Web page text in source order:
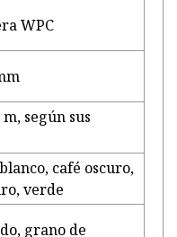
WPC
según sus
café oscuro,
verde
grano de